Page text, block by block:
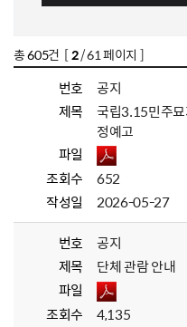
총605건 [2/ 61 페이지 ]
번호
공지
제목
국립3.15민주묘
정예고
파일
조회수
652
작성일
2026-05-27
번호
공지
제목
단체 관람 안내
파일
조회수
4,135